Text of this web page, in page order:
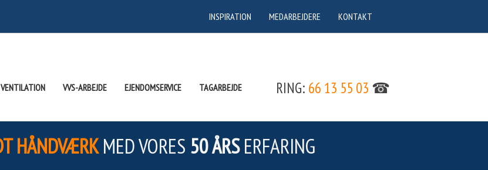
INSPIRATION MEDARBEJDERE KONTAKT
VENTILATION VVS-ARBEJDE EJENDOMSERVICE TAGARBEJDE RING: 66 13 55 03 ☎
HÅNDVÆRKMED VORES 50 ÅRSERFARING